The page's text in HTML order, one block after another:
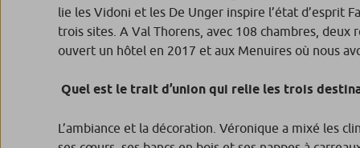
lie les Vidoni et les De Unger inspire l’état d’esprit
trois sites. A Val Thorens, avec 108 chambres,
ouvert un hôtel en 2017 et aux Menuires où nous
Quel est le trait d’union qui relie les trois
L’ambiance et la décoration. Véronique a mixé les